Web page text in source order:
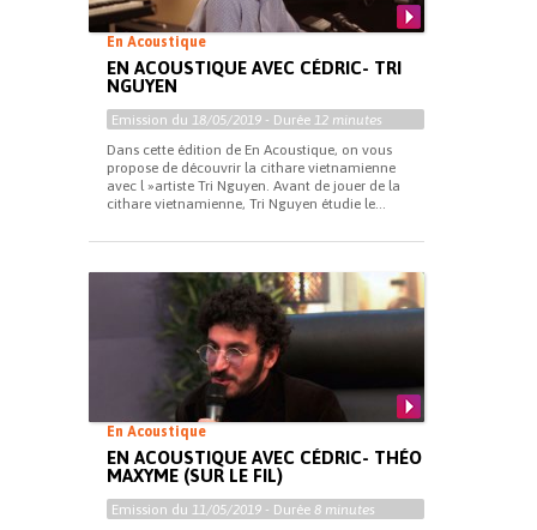
En Acoustique
EN ACOUSTIQUE AVEC CÉDRIC- TRI
NGUYEN
Emission du 18/05/2019 - Durée 12 minutes
Dans cette édition de En Acoustique, on vous
propose de découvrir la cithare vietnamienne
avec l »artiste Tri Nguyen. Avant de jouer de la
cithare vietnamienne, Tri Nguyen étudie le...
En Acoustique
EN ACOUSTIQUE AVEC CÉDRIC- THÉO
MAXYME (SUR LE FIL)
Emission du 11/05/2019 - Durée 8 minutes